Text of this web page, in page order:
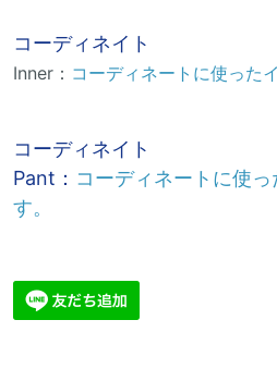
コーディネイト
Inner： コーディネートに使った
コーディネイト
Pant： コーディネートに使
す。